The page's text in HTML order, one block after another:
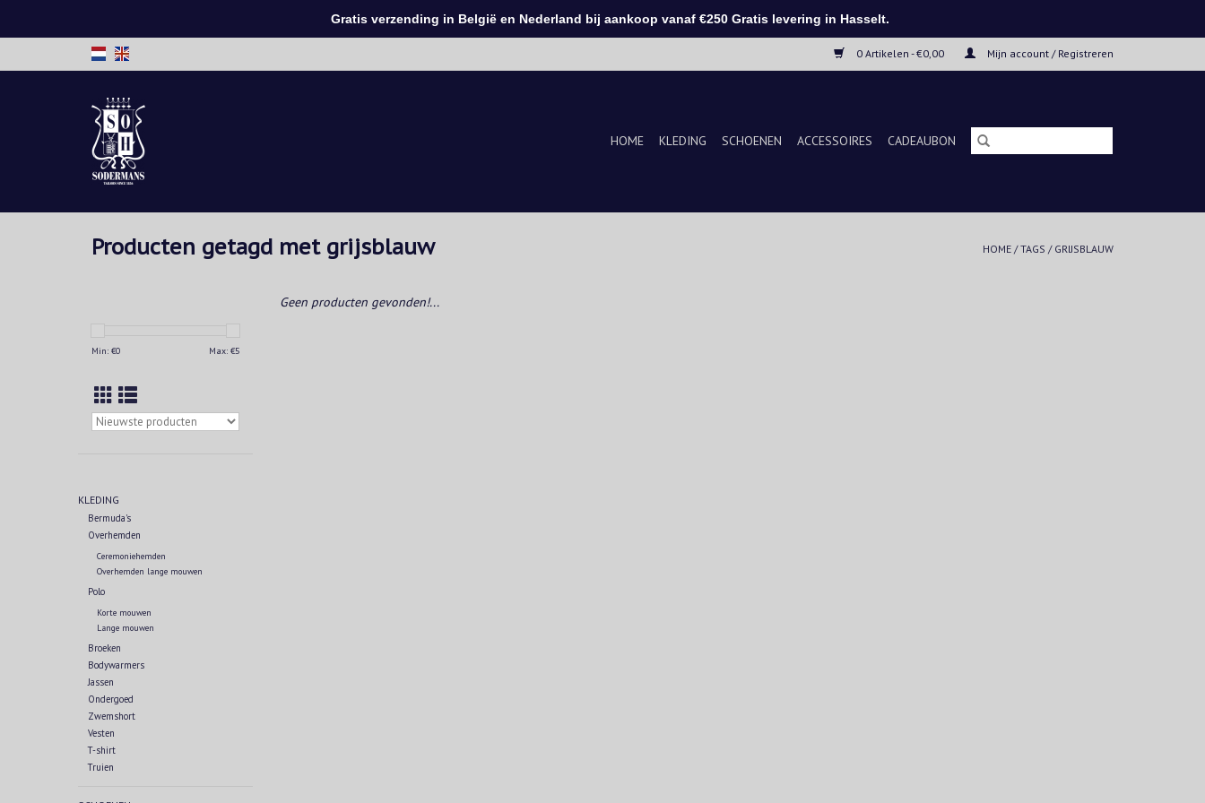
0 Artikelen - €0,00 Mijn account / Registreren
HOME KLEDING SCHOENEN ACCESSOIRES CADEAUBON
Producten getagd met grijsblauw HOME /TAGS / GRIJSBLAUW
Min: €0 Max: €5
KLEDING
Bermuda's
Overhemden
Ceremoniehemden
Overhemden lange mouwen
Polo
Korte mouwen
Lange mouwen
Broeken
Bodywarmers
Jassen
Ondergoed
Zwemshort
Vesten
T-shirt
Truien
Geen producten gevonden!...
Gratis verzending in België en Nederland bij aankoop vanaf €250 Gratis levering in Hasselt.